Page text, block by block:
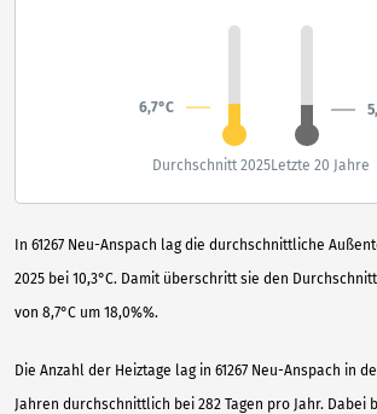
In 61267 Neu-Anspach lag die durchschnittliche
2025 bei 10,3°C. Damit überschritt sie den
von 8,7°C um 18,0%%.
Die Anzahl der Heiztage lag in 61267 Neu-Anspach in
Jahren durchschnittlich bei 282 Tagen pro Jahr. Dabei
6,7°C
Durchschnitt 2025Letzte 20 Jahre